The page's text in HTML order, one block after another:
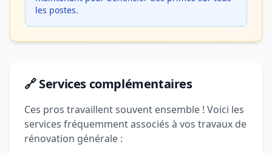
les postes.
🔗 Services complémentaires
Ces pros travaillent souvent ensemble ! Voici les
services fréquemment associés à vos travaux de
rénovation générale :